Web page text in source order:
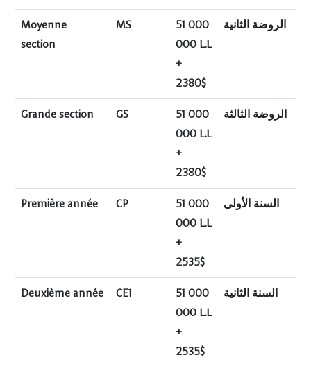
Moyenne
section
MS
51 000
000 L.L
+
2380$
الروضة الثانية
Grande section GS
51 000
000 L.L
+
2380$
الروضة الثالثة
Première année CP
51 000
000 L.L
+
2535$
السنة الأولى
Deuxième année CE1
51 000
000 L.L
+
2535$
السنة الثانية